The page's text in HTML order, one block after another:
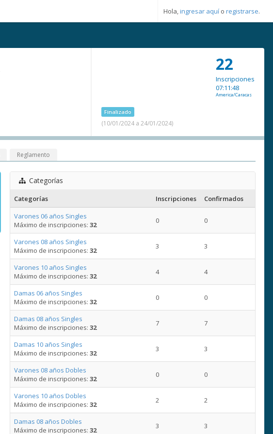
Hola,ingresar aquí o registrarse.
Finalizado
(10/01/2024 a 24/01/2024)
22
Inscripciones
07:11:48
America/Caracas
Reglamento
Categorías
Categorías Inscripciones
Confirmados
Varones 06 años Singles
Máximo de inscripciones: 32 0 0
Varones 08 años Singles
Máximo de inscripciones: 32 3 3
Varones 10 años Singles
Máximo de inscripciones: 32 4 4
Damas 06 años Singles
Máximo de inscripciones: 32 0 0
Damas 08 años Singles
Máximo de inscripciones: 32 7 7
Damas 10 años Singles
Máximo de inscripciones: 32 3 3
Varones 08 años Dobles
Máximo de inscripciones: 32 0 0
Varones 10 años Dobles
Máximo de inscripciones: 32 2 2
Damas 08 años Dobles
Máximo de inscripciones: 32 3 3